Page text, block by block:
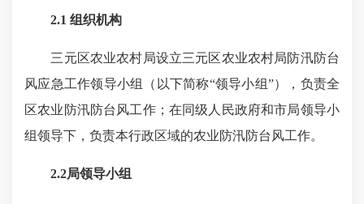
2.1 组织机构
三元区农业农村局设立三元区农业农村局防汛防台
风应急工作领导小组（以下简称“领导小组”），负责全
区农业防汛防台风工作；在同级人民政府和市局领导小
组领导下，负责本行政区域的农业防汛防台风工作。
2.2局领导小组